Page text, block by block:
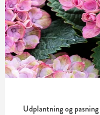
Udplantning og